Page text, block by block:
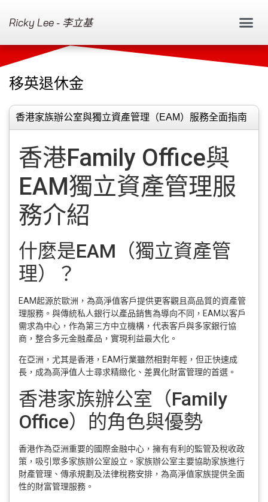
Ricky Lee - 李立基
移英退休金
香港家族辦公室與獨立資產管理（EAM）服務全面指南
香港Family Office與
EAM獨立資產管理服
務介紹
什麼是EAM（獨立資產管
理）？
EAM起源於歐洲，為高淨值客戶提供更客觀且高品質的資產管
理服務。與傳統私人銀行以產品銷售為導向不同，EAM以客戶
需求為中心，作為第三方中立機構，代表客戶與多家銀行協
商，整合多元金融產品，實現利益最大化。
在亞洲，尤其是香港，EAM行業雖然相對年輕，但正快速成
長，成為高淨值人士尋求精緻化、差異化財富管理的首選。
香港家族辦公室（Family
Office）的角色與優勢
香港作為亞洲重要的國際金融中心，擁有有利的監管及稅收政
策，吸引眾多家族辦公室設立。家族辦公室主要協助家族進行
財產管理、傳承規劃及法律稅務安排，為高淨值家族提供全面
性的財富管理服務。